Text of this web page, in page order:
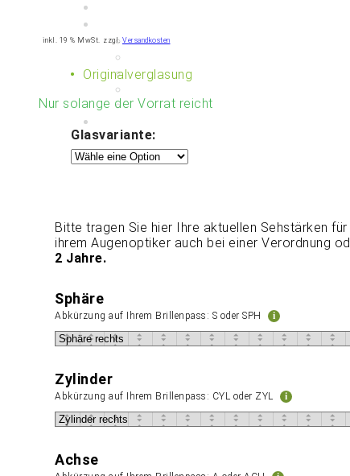
inkl. 19 % MwSt. zzgl. Versandkosten
Originalverglasung
Nur solange der Vorrat reicht
Glasvariante:
Bitte tragen Sie hier Ihre aktuellen Sehstärken
ihrem Augenoptiker auch bei einer Verordnung
2 Jahre.
Sphäre
Abkürzung auf Ihrem Brillenpass: S oder SPH i
Zylinder
Abkürzung auf Ihrem Brillenpass: CYL oder ZYL i
Achse